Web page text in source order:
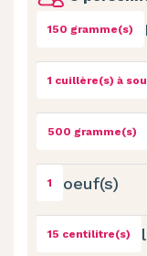
150 gramme(s)
1 cuillère(s) à
500 gramme(s)
1 oeuf(s)
15 centilitre(s)